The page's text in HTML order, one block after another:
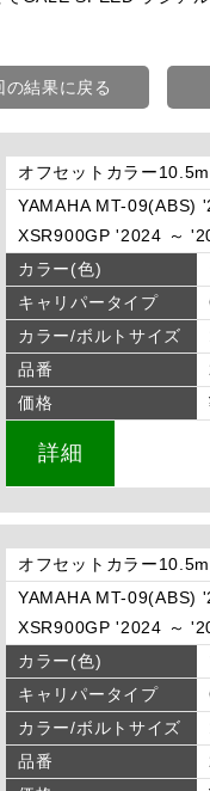
の結果に戻る
オフセットカラー
YAMAHA MT-09(ABS)
XSR900GP '2024 ～
カラー(色)
キャリパータイプ
カラー/ボルトサイズ
品番
価格
詳細
オフセットカラー
YAMAHA MT-09(ABS)
XSR900GP '2024 ～
カラー(色)
キャリパータイプ
カラー/ボルトサイズ
品番